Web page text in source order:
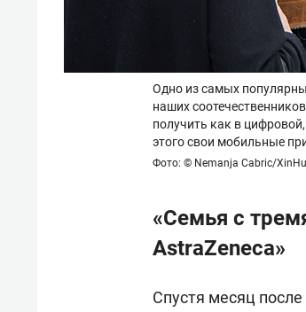
Одно из самых
наших
получить как в
этого свои мобильные
Фото: © Nemanja Cabric/
«Семья с
AstraZeneca»
Спустя месяц